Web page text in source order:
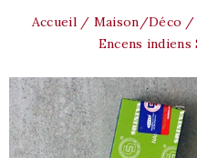
Accueil Maison/Déco
Encens